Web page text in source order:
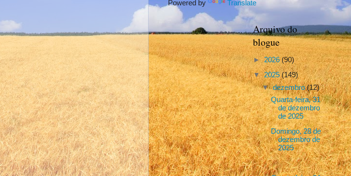
Powered by Translate
Arquivo do
blogue
►2026(90)
▼2025(149)
▼dezembro(12)
Quarta-feira, 31
de dezembro
de 2025
Domingo, 28 de
dezembro de
2025